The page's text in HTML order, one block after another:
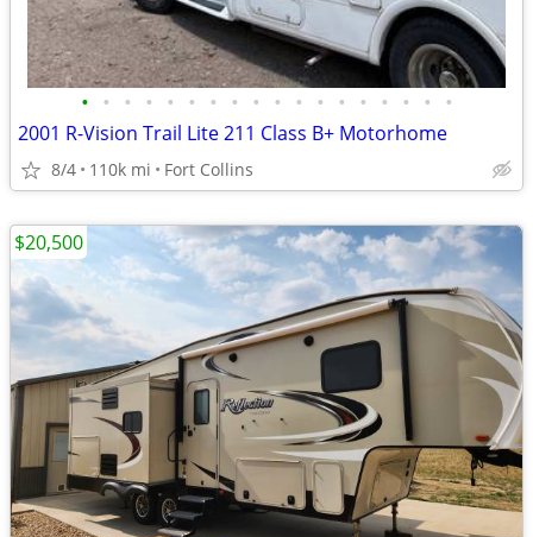
• • • • • • • • • • • • • • • • • •
2001 R-Vision Trail Lite 211 Class B+ Motorhome
8/4 110k mi Fort Collins
$20,500